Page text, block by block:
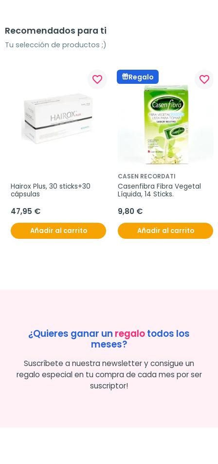
Recomendados para ti
Tu selección de productos ;)
favorite_border
Hairox Plus, 30 sticks+30
cápsulas
47,95 €
Añadir al carrito
Regalo favorite_border
CASEN RECORDATI
Casenfibra Fibra Vegetal
Líquida, 14 Sticks.
9,80 €
Añadir al carrito
¿Quieres ganar un regalotodos los
meses?
Suscríbete a nuestra newsletter y consigue un
regalo especial en tu compra de cada mes por ser
suscriptor!